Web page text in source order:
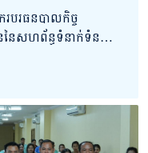
បរធនបាលកិច្ច
ៃសហព័ន្ធទំនាក់ទំនង